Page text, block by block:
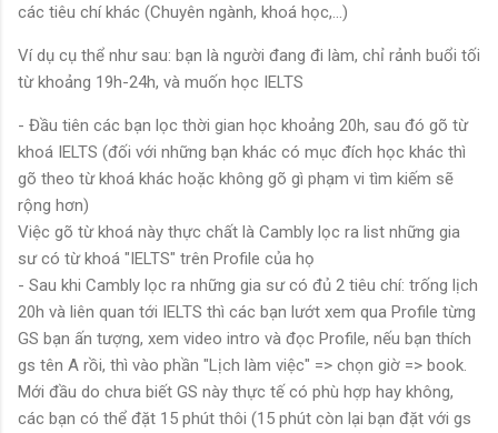
các tiêu chí khác (Chuyên ngành, khoá học,...)
Ví dụ cụ thể như sau: bạn là người đang đi làm, chỉ rảnh buổi tối
từ khoảng 19h-24h, và muốn học IELTS
- Đầu tiên các bạn lọc thời gian học khoảng 20h, sau đó gõ từ
khoá IELTS (đối với những bạn khác có mục đích học khác thì
gõ theo từ khoá khác hoặc không gõ gì phạm vi tìm kiếm sẽ
rộng hơn)
Việc gõ từ khoá này thực chất là Cambly lọc ra list những gia
sư có từ khoá "IELTS" trên Profile của họ
- Sau khi Cambly lọc ra những gia sư có đủ 2 tiêu chí: trống lịch
20h và liên quan tới IELTS thì các bạn lướt xem qua Profile từng
GS bạn ấn tượng, xem video intro và đọc Profile, nếu bạn thích
gs tên A rồi, thì vào phần "Lịch làm việc" => chọn giờ => book.
Mới đầu do chưa biết GS này thực tế có phù hợp hay không,
các bạn có thể đặt 15 phút thôi (15 phút còn lại bạn đặt với gs